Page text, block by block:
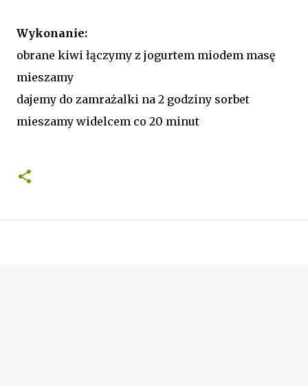
Wykonanie:
obrane kiwi łączymy z jogurtem miodem masę
mieszamy
dajemy do zamrażalki na 2 godziny sorbet
mieszamy widelcem co 20 minut